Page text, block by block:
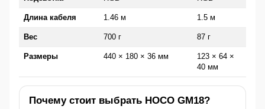
Длина кабеля 1.46 м 1.5 м
Вес 700 г 87 г
Размеры 440 × 180 × 36 мм
123 × 64 ×
40 мм
Почему стоит выбрать HOCO GM18?